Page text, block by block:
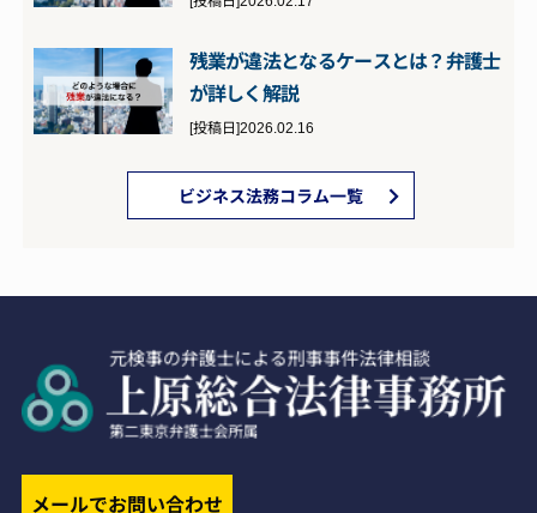
残業が違法となるケースとは？弁護士
が詳しく解説
[投稿日]2026.02.16
ビジネス法務コラム一覧
メールでお問い合わせ